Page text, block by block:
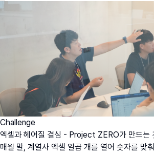
Challenge
엑셀과 헤어질 결심 - Project ZERO가 만드는
매월 말, 계열사 엑셀 일곱 개를 열어 숫자를 맞